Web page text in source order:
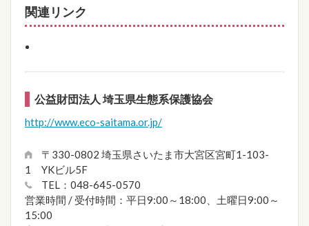
関連リンク
公益財団法人 埼玉県生態系保護協会
http://www.eco-saitama.or.jp/
〒330-0802 埼玉県さいたま市大宮区宮町1-103-
1 YKビル5F
TEL：048-645-0570
営業時間 / 受付時間：平日9:00～18:00、土曜日9:00～
15:00